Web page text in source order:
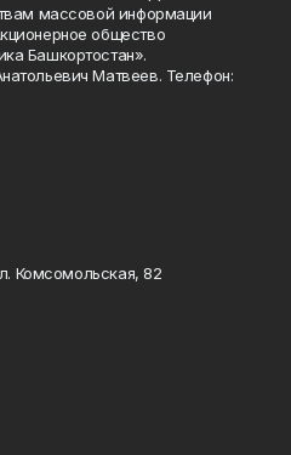
массовой информации
общество
Башкортостан».
Матвеев. Телефон:
Комсомольская, 82